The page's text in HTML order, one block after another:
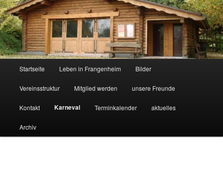
Startseite Leben in Frangenheim Bilder
Vereinsstruktur Mitglied werden unsere Freunde
Kontakt Karneval Terminkalender aktuelles
Archiv